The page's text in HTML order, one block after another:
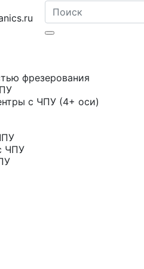
фрезерования
с ЧПУ (4+ оси)
ЧПУ